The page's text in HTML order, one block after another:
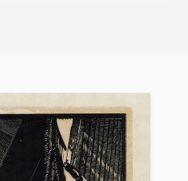
Milano, Gorlich, p.
d’Italia, Milano, Edizioni
della Xilografia di Carpi.